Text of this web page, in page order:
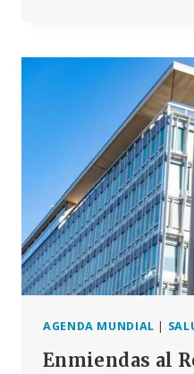
RECHAZAR
DE
LA
OMS
PARA
LAS
PANDEMIAS
AGENDA MUNDIAL |
Enmiendas al